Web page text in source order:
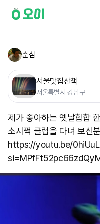
춘삼
서울맛집산책
서울특별시 강남구
제가 좋아하는 옛날힙합
소시쩍 클럽을 다녀 보신
https://youtu.be/